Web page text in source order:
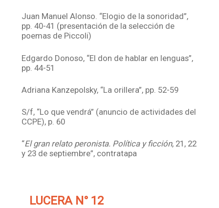
Juan Manuel Alonso. “Elogio de la sonoridad”,
pp. 40-41 (presentación de la selección de
poemas de Piccoli)
Edgardo Donoso, “El don de hablar en lenguas”,
pp. 44-51
Adriana Kanzepolsky, “La orillera”, pp. 52-59
S/f, “Lo que vendrá” (anuncio de actividades del
CCPE), p. 60
“El gran relato peronista. Política y ficción, 21, 22
y 23 de septiembre”, contratapa
LUCERA N° 12